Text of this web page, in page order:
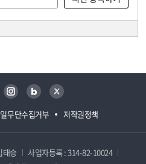
무단수집거부 저작권정책
인스타그램 블로그 트위터
태승
사업자등록 : 314-82-10024